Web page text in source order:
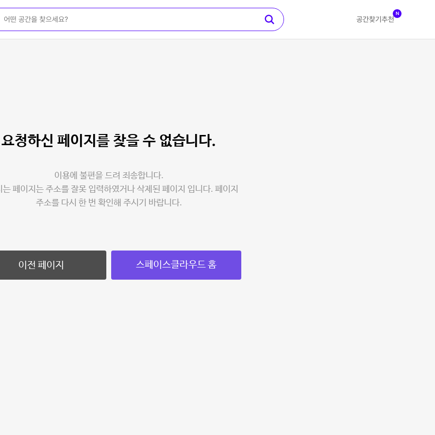
공간찾기 추천
N
요청하신 페이지를 찾을 수 없습니다.
이용에 불편을 드려 죄송합니다.
는 페이지는 주소를 잘못 입력하였거나 삭제된 페이지 입니다. 페이지
주소를 다시 한 번 확인해 주시기 바랍니다.
이전 페이지 스페이스클라우드 홈